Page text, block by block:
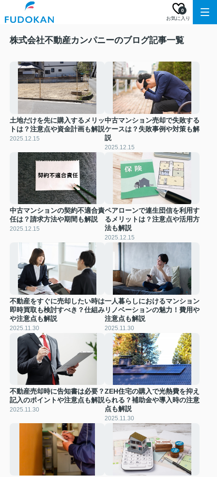
お気に入り
0
株式会社不動産カンパニーのブログ記事一覧
土地だけを先に購入するメリッ
トは？注意点や資金計画も解説
2025.12.15
中古マンション売却で失敗する
ケースは？失敗事例や対策も解
説
2025.12.15
中古マンションの契約不適合責
任は？請求方法や期間も解説
2025.12.15
ペアローンで連生団信を利用す
るメリットは？注意点や活用方
法も解説
2025.12.15
不動産をすぐに売却したい時は
即時買取も検討すべき？仕組み
や注意点も解説
2025.11.30
一人暮らしにおけるマンション
リノベーションの魅力！費用や
注意点も解説
2025.11.30
不動産売却時に告知書は必要？
記入のポイントや注意点も解説
2025.11.30
ZEH住宅の購入で光熱費を抑え
られる？補助金や導入時の注意
点も解説
2025.11.30